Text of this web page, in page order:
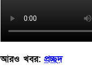
আরও খবর: প্রচ্ছদ